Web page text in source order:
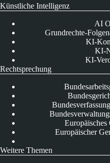
Künstliche Intelligenz
AI
Grundrechte-
KI-
KI-
KI-
Rechtsprechung
Europäischer
Weitere Themen